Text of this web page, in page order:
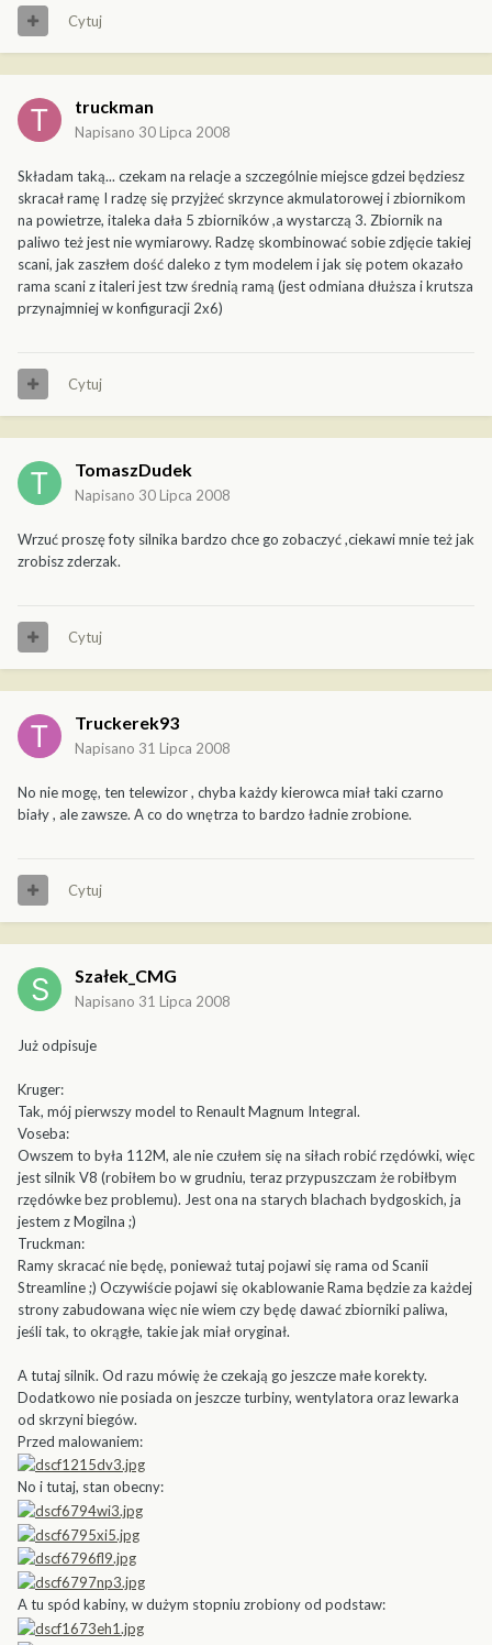
Cytuj
truckman
Napisano 30 Lipca 2008
Składam taką... czekam na relacje a szczególnie miejsce gdzei będziesz
skracał ramę I radzę się przyjżeć skrzynce akmulatorowej i zbiornikom
na powietrze, italeka dała 5 zbiorników ,a wystarczą 3. Zbiornik na
paliwo też jest nie wymiarowy. Radzę skombinować sobie zdjęcie takiej
scani, jak zaszłem dość daleko z tym modelem i jak się potem okazało
rama scani z italeri jest tzw średnią ramą (jest odmiana dłuższa i krutsza
przynajmniej w konfiguracji 2x6)
Cytuj
TomaszDudek
Napisano 30 Lipca 2008
Wrzuć proszę foty silnika bardzo chce go zobaczyć ,ciekawi mnie też jak
zrobisz zderzak.
Cytuj
Truckerek93
Napisano 31 Lipca 2008
No nie mogę, ten telewizor , chyba każdy kierowca miał taki czarno
biały , ale zawsze. A co do wnętrza to bardzo ładnie zrobione.
Cytuj
Szałek_CMG
Napisano 31 Lipca 2008
Już odpisuje
Kruger:
Tak, mój pierwszy model to Renault Magnum Integral.
Voseba:
Owszem to była 112M, ale nie czułem się na siłach robić rzędówki, więc
jest silnik V8 (robiłem bo w grudniu, teraz przypuszczam że robiłbym
rzędówke bez problemu). Jest ona na starych blachach bydgoskich, ja
jestem z Mogilna ;)
Truckman:
Ramy skracać nie będę, ponieważ tutaj pojawi się rama od Scanii
Streamline ;) Oczywiście pojawi się okablowanie Rama będzie za każdej
strony zabudowana więc nie wiem czy będę dawać zbiorniki paliwa,
jeśli tak, to okrągłe, takie jak miał oryginał.
A tutaj silnik. Od razu mówię że czekają go jeszcze małe korekty.
Dodatkowo nie posiada on jeszcze turbiny, wentylatora oraz lewarka
od skrzyni biegów.
Przed malowaniem:
No i tutaj, stan obecny:
A tu spód kabiny, w dużym stopniu zrobiony od podstaw: